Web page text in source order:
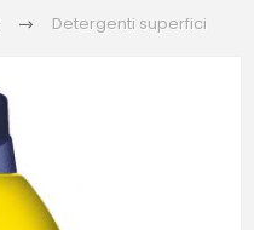
Detergenti superfici